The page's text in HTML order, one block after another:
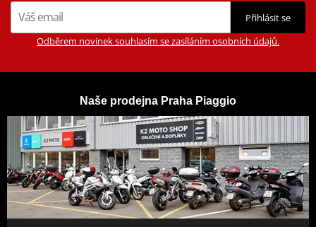
Přihlásit se
Odběrem novinek souhlasím se zasíláním osobních údajů.
Naše prodejna Praha Piaggio